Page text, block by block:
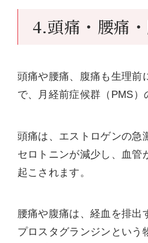
4.頭痛・腰痛
頭痛や腰痛、腹痛も生理前
で、月経前症候群（PMS）
頭痛は、エストロゲンの急
セロトニンが減少し、血管
起こされます。
腰痛や腹痛は、経血を排出
プロスタグランジンという